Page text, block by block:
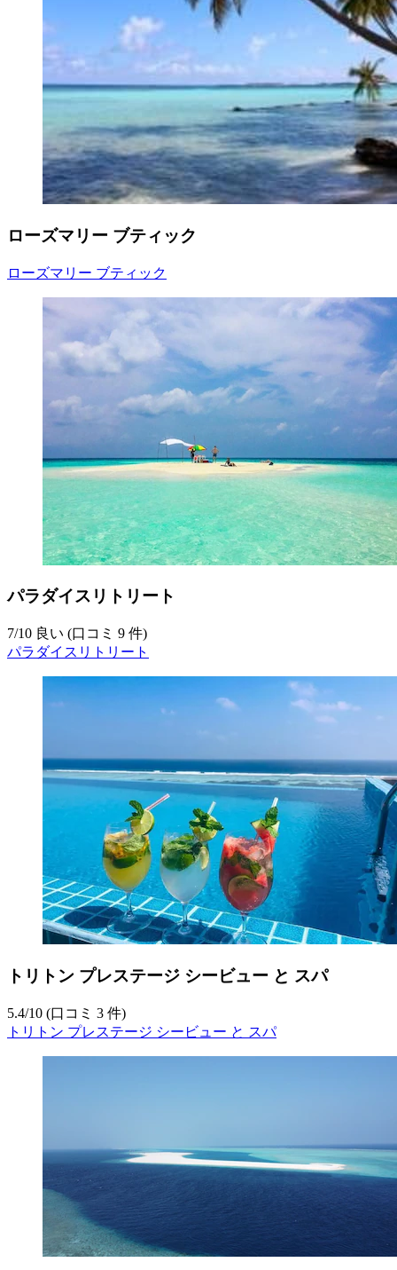
ローズマリー ブティック
ローズマリー ブティック
パラダイスリトリート
7/10 良い (口コミ 9 件)
パラダイスリトリート
トリトン プレステージ シービュー と スパ
5.4/10 (口コミ 3 件)
トリトン プレステージ シービュー と スパ